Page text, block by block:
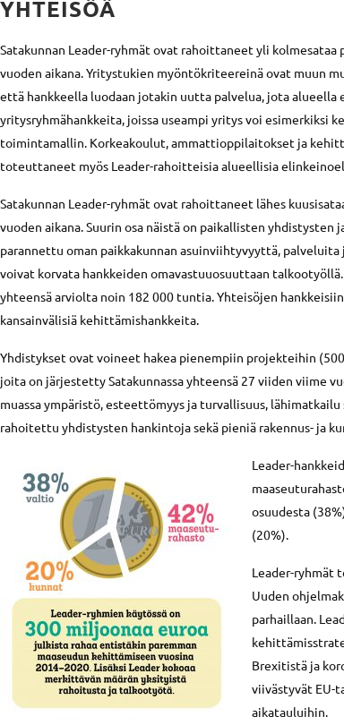
YHTEISÖÄ
Satakunnan Leader-ryhmät ovat rahoittaneet yli
vuoden aikana. Yritystukien myöntökriteereinä ovat muun
että hankkeella luodaan jotakin uutta palvelua, jota alueella
yritysryhmähankkeita, joissa useampi yritys voi esimerkiksi
toimintamallin. Korkeakoulut, ammattioppilaitokset ja
toteuttaneet myös Leader-rahoitteisia alueellisia
Satakunnan Leader-ryhmät ovat rahoittaneet lähes
vuoden aikana. Suurin osa näistä on paikallisten
parannettu oman paikkakunnan asuinviihtyvyyttä, palveluita
voivat korvata hankkeiden omavastuuosuuttaan
yhteensä arviolta noin 182 000 tuntia. Yhteisöjen
kansainvälisiä kehittämishankkeita.
Yhdistykset ovat voineet hakea pienempiin projekteihin
joita on järjestetty Satakunnassa yhteensä 27 viiden viime
muassa ympäristö, esteettömyys ja turvallisuus,
rahoitettu yhdistysten hankintoja sekä pieniä rakennus- ja
Leader-
osuudesta
(20%).
Leader-ryhmät
Uuden
parhaillaan.
Brexitistä ja
viivästyvät EU-
aikatauluihin.